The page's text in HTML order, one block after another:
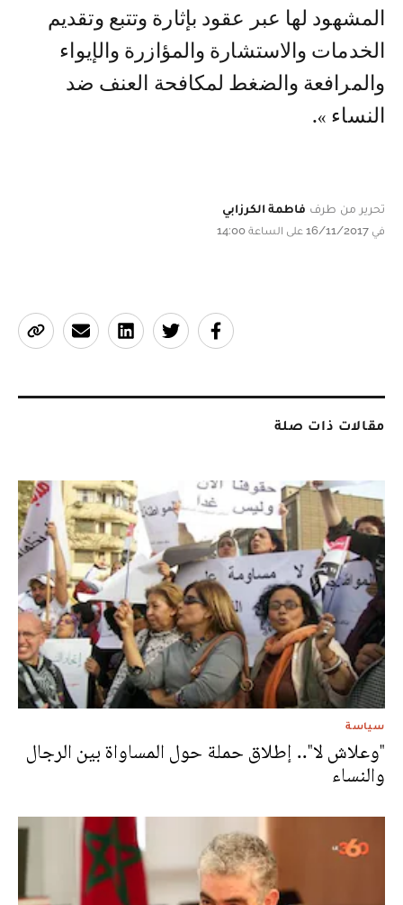
المشهود لها عبر عقود بإثارة وتتبع وتقديم
الخدمات والاستشارة والمؤازرة والإيواء
والمرافعة والضغط لمكافحة العنف ضد
النساء ».
تحرير من طرف فاطمة الكرزابي
في 16/11/2017 على الساعة 14:00
مقالات ذات صلة
سياسة
"وعلاش لا".. إطلاق حملة حول المساواة بين الرجال
والنساء